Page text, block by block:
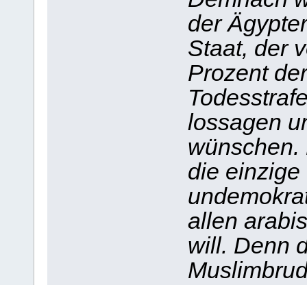
der
Staat, der
Prozent
lossagen
wünschen.
die einzige
allen
will. Denn